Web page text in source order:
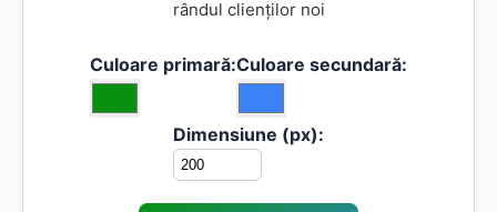
rândul clienților noi
Culoare primară:Culoare secundară:
Dimensiune (px):